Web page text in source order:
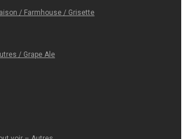
/ Farmhouse / Grisette
/ Grape Ale